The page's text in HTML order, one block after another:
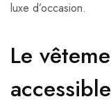
luxe d’occasion.
Le
accessible